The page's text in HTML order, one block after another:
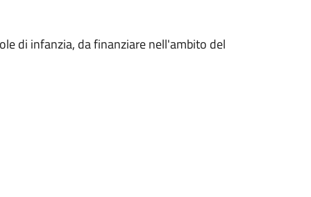
di infanzia, da finanziare nell'ambito del